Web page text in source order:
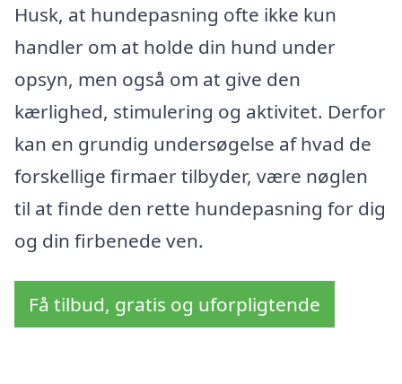
Husk, at hundepasning ofte ikke kun
handler om at holde din hund under
opsyn, men også om at give den
kærlighed, stimulering og aktivitet. Derfor
kan en grundig undersøgelse af hvad de
forskellige firmaer tilbyder, være nøglen
til at finde den rette hundepasning for dig
og din firbenede ven.
Få tilbud, gratis og uforpligtende